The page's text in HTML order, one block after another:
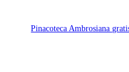
Pinacoteca Ambrosiana